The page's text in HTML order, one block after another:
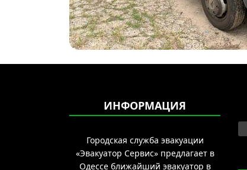
ИНФОРМАЦИЯ
Городская служба эвакуации
«Эвакуатор Сервис» предлагает в
Одессе ближайший эвакуатор в